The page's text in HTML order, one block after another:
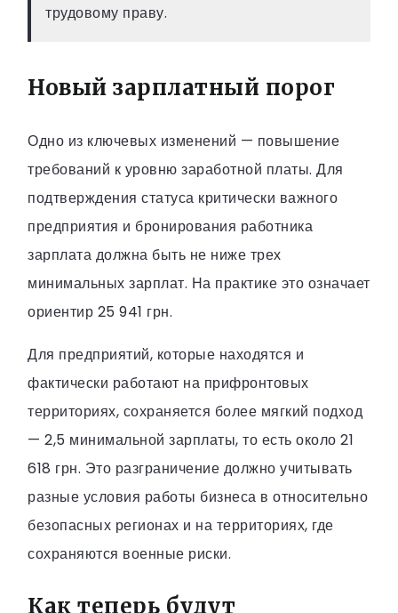
трудовому праву.
Новый зарплатный порог
Одно из ключевых изменений — повышение
требований к уровню заработной платы. Для
подтверждения статуса критически важного
предприятия и бронирования работника
зарплата должна быть не ниже трех
минимальных зарплат. На практике это означает
ориентир 25 941 грн.
Для предприятий, которые находятся и
фактически работают на прифронтовых
территориях, сохраняется более мягкий подход
— 2,5 минимальной зарплаты, то есть около 21
618 грн. Это разграничение должно учитывать
разные условия работы бизнеса в относительно
безопасных регионах и на территориях, где
сохраняются военные риски.
Как теперь будут